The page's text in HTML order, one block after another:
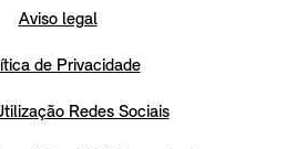
Aviso legal
de Privacidade
Redes Sociais